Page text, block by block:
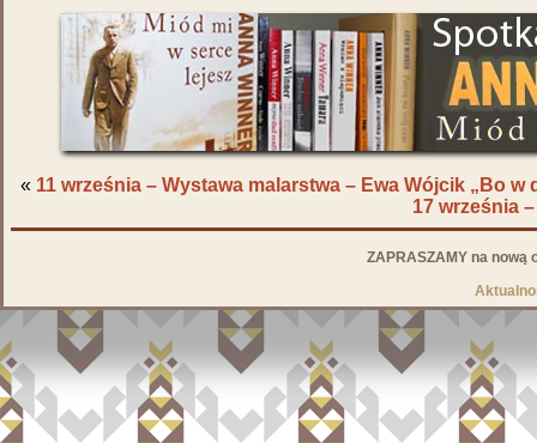
« 11 września – Wystawa malarstwa – Ewa Wójcik „Bo
17 września
ZAPRASZAMY na